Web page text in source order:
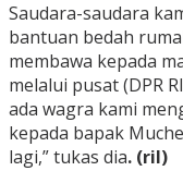
Saudara-saudara
bantuan bedah
membawa kepada
melalui pusat (DPR
ada wagra kami
kepada bapak
lagi,” tukas dia. (ril)